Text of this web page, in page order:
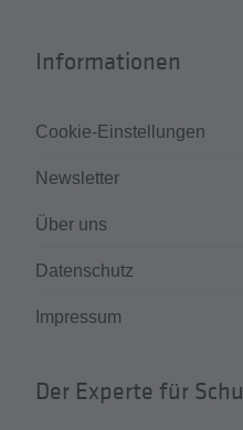
Informationen
Cookie-Einstellungen
Newsletter
Über uns
Datenschutz
Impressum
Der Experte für